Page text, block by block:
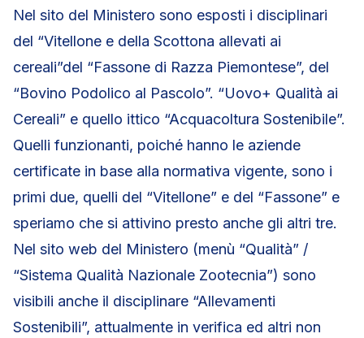
Nel sito del Ministero sono esposti i disciplinari
del “Vitellone e della Scottona allevati ai
cereali”del “Fassone di Razza Piemontese”, del
“Bovino Podolico al Pascolo”. “Uovo+ Qualità ai
Cereali” e quello ittico “Acquacoltura Sostenibile”.
Quelli funzionanti, poiché hanno le aziende
certificate in base alla normativa vigente, sono i
primi due, quelli del “Vitellone” e del “Fassone” e
speriamo che si attivino presto anche gli altri tre.
Nel sito web del Ministero (menù “Qualità” /
“Sistema Qualità Nazionale Zootecnia”) sono
visibili anche il disciplinare “Allevamenti
Sostenibili”, attualmente in verifica ed altri non